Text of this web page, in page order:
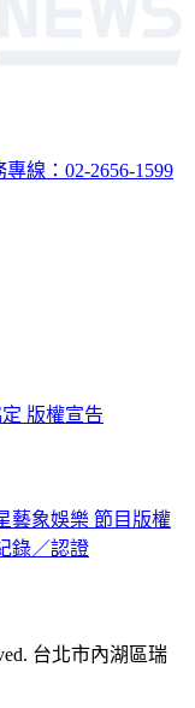
線：02-2656-1599
版權宣告
藝象娛樂 節目版權
錄／認證
台北市內湖區瑞